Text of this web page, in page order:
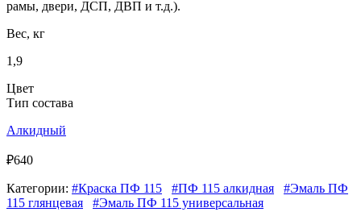
рамы, двери, ДСП, ДВП и т.д.).
Вес, кг
1,9
Цвет
Тип состава
Алкидный
₽640
Категории: #Краска ПФ 115 #ПФ 115 алкидная
#Эмаль ПФ
115 глянцевая
#Эмаль ПФ 115 универсальная